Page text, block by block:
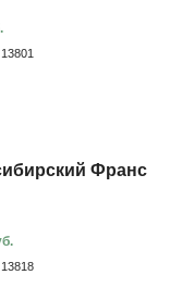
13801
Франс
13818